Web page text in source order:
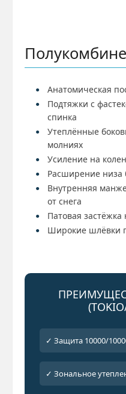
Анатомическая
Подтяжки с
спинка
Утеплённые
молниях
Усиление на
Расширение
Внутренняя
от снега
Патовая
Широкие шлёвки
✓ Защита 10000/
✓ Зональное